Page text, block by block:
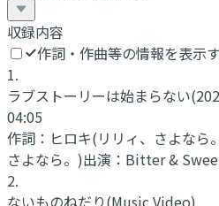
収録内容
作詞・作曲等の情報を表示
1.
ラブストーリーは始まらない
04:05
作詞： ヒロキ(リリィ、さよなら
さよなら。)出演： Bitter &
2.
ないものねだり(Music Video)